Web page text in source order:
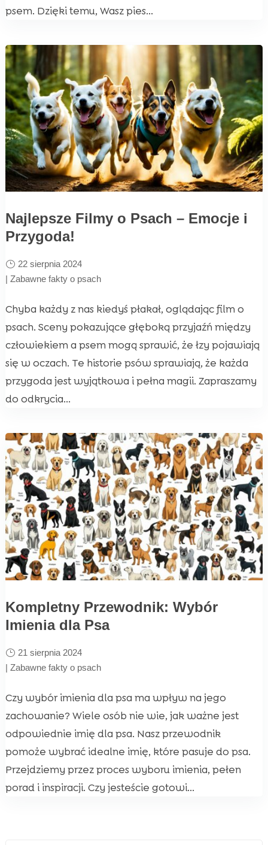
psem. Dzięki temu, Wasz pies...
Najlepsze Filmy o Psach – Emocje i
Przygoda!
22 sierpnia 2024
| Zabawne fakty o psach
Chyba każdy z nas kiedyś płakał, oglądając film o
psach. Sceny pokazujące głęboką przyjaźń między
człowiekiem a psem mogą sprawić, że łzy pojawiają
się w oczach. Te historie psów sprawiają, że każda
przygoda jest wyjątkowa i pełna magii. Zapraszamy
do odkrycia...
Kompletny Przewodnik: Wybór
Imienia dla Psa
21 sierpnia 2024
| Zabawne fakty o psach
Czy wybór imienia dla psa ma wpływ na jego
zachowanie? Wiele osób nie wie, jak ważne jest
odpowiednie imię dla psa. Nasz przewodnik
pomoże wybrać idealne imię, które pasuje do psa.
Przejdziemy przez proces wyboru imienia, pełen
porad i inspiracji. Czy jesteście gotowi...